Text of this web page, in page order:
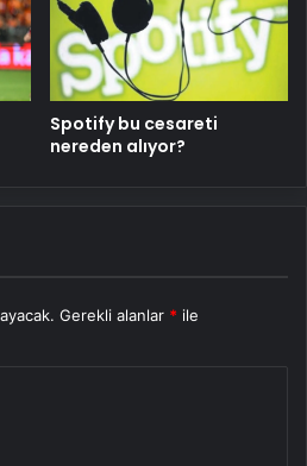
Spotify bu cesareti
nereden alıyor?
Gerekli alanlar * ile